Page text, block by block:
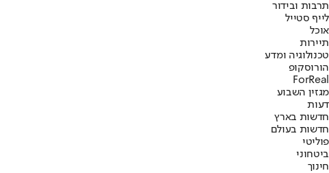
תרבות ובידור
לייף סטייל
אוכל
תיירות
טכנולוגיה ומדע
הורוסקופ
ForReal
מגזין השבוע
דעות
חדשות בארץ
חדשות בעולם
פוליטי
ביטחוני
חינוך